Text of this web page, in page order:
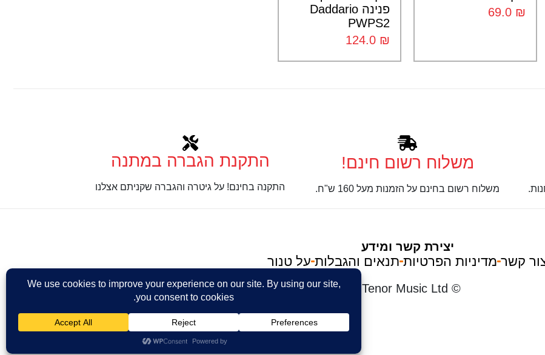
₪
פנינה Daddario
PWPS2
₪
משלוח רשום חינם!
משלוח רשום בחינם על הזמנות מעל 160 ש"ח.
התקנת הגברה במתנה
התקנה בחינם! על גיטרה והגברה שקניתם אצלנו
יצירת קשר ומידע
קשר מדיניות הפרטיות תנאים והגבלות על טנור
© Tenor Music Ltd
Design: Eshel Haim
אתר מאתנינטאי